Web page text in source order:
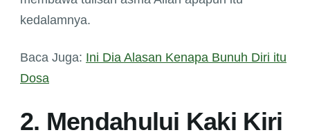
kedalamnya.
Baca Juga: Ini Dia Alasan Kenapa Bunuh Diri itu
Dosa
2. Mendahului Kaki Kiri